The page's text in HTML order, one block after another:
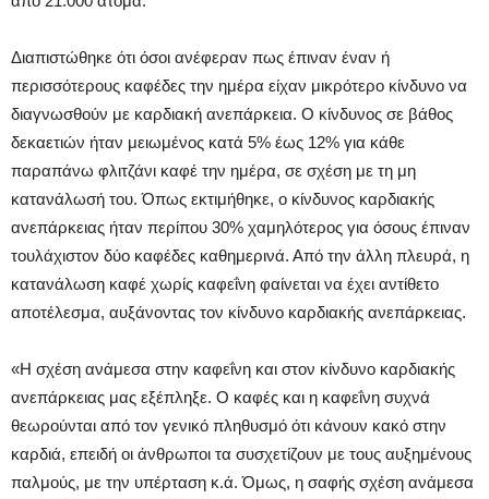
Διαπιστώθηκε ότι όσοι ανέφεραν πως έπιναν έναν ή
περισσότερους καφέδες την ημέρα είχαν μικρότερο κίνδυνο να
διαγνωσθούν με καρδιακή ανεπάρκεια. Ο κίνδυνος σε βάθος
δεκαετιών ήταν μειωμένος κατά 5% έως 12% για κάθε
παραπάνω φλιτζάνι καφέ την ημέρα, σε σχέση με τη μη
κατανάλωσή του. Όπως εκτιμήθηκε, ο κίνδυνος καρδιακής
ανεπάρκειας ήταν περίπου 30% χαμηλότερος για όσους έπιναν
τουλάχιστον δύο καφέδες καθημερινά. Από την άλλη πλευρά, η
κατανάλωση καφέ χωρίς καφεΐνη φαίνεται να έχει αντίθετο
αποτέλεσμα, αυξάνοντας τον κίνδυνο καρδιακής ανεπάρκειας.
«Η σχέση ανάμεσα στην καφεΐνη και στον κίνδυνο καρδιακής
ανεπάρκειας μας εξέπληξε. Ο καφές και η καφεΐνη συχνά
θεωρούνται από τον γενικό πληθυσμό ότι κάνουν κακό στην
καρδιά, επειδή οι άνθρωποι τα συσχετίζουν με τους αυξημένους
παλμούς, με την υπέρταση κ.ά. Όμως, η σαφής σχέση ανάμεσα